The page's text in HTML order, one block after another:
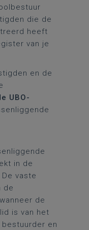
die de
heeft
van je
en de
UBO-
in de
vaste
de
de
is van het
en